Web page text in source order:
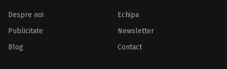
Despre noi
Echipa
Publicitate
Newsletter
Blog
Contact